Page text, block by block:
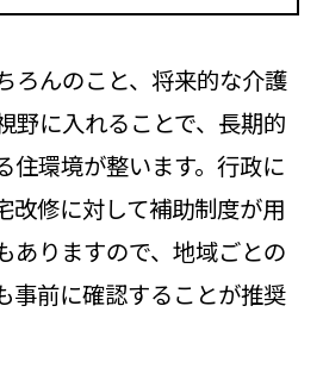
ろんのこと、将来的な介護
野に入れることで、長期的
住環境が整います。行政に
改修に対して補助制度が用
ありますので、地域ごとの
事前に確認することが推奨